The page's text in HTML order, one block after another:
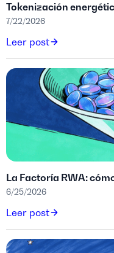
Tokenización
7/22/2026
Leer post
La Factoría RWA:
6/25/2026
Leer post